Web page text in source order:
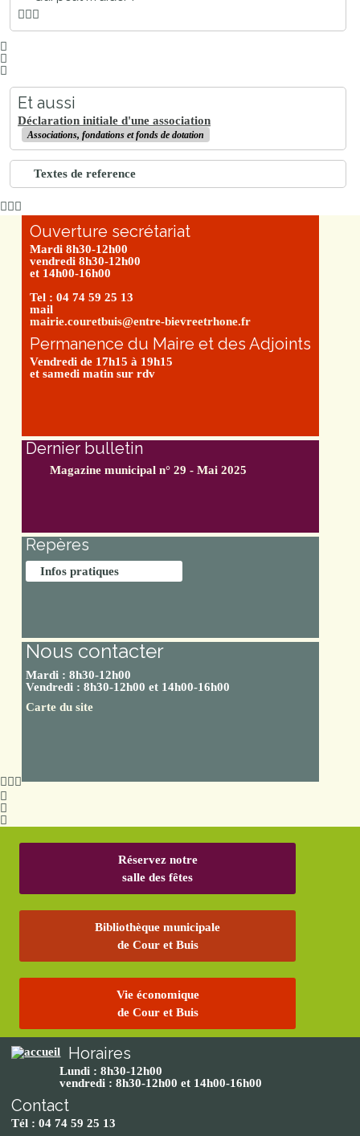
Et aussi
Déclaration initiale d'une association
Associations, fondations et fonds de dotation
Textes de reference
Ouverture secrétariat
Mardi 8h30-12h00
vendredi 8h30-12h00
et 14h00-16h00
Tel : 04 74 59 25 13
mail
mairie.couretbuis@entre-bievreetrhone.fr
Permanence du Maire et des Adjoints
Vendredi de 17h15 à 19h15
et samedi matin sur rdv
Dernier bulletin
Magazine municipal n° 29 - Mai 2025
Repères
Infos pratiques
Nous contacter
Mardi : 8h30-12h00
Vendredi : 8h30-12h00 et 14h00-16h00
Carte du site
Réservez notre
salle des fêtes
Bibliothèque municipale
de Cour et Buis
Vie économique
de Cour et Buis
Horaires
Lundi : 8h30-12h00
vendredi : 8h30-12h00 et 14h00-16h00
Contact
Tél : 04 74 59 25 13